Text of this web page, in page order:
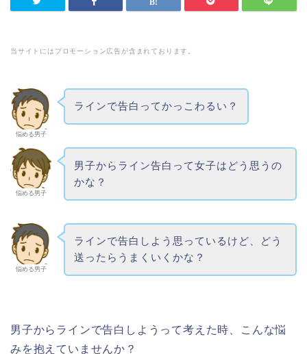
当サイトにはプロモーション広告が含まれております。
悩める男子
ラインで告白ってかっこわるい？
悩める男子
男子からライン告白って女子はどう思うの
かな？
悩める男子
ラインで告白しよう思っているけど、どう
送ったらうまくいくかな？
男子からラインで告白しようって考えた時、こんな悩
みを抱えていませんか？